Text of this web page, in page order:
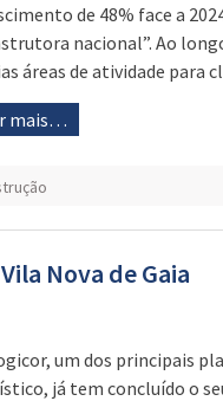
de 48% face a
nacional”. Ao
áreas de atividade para
mais…
Nova de Gaia
um dos principais
já tem concluído o